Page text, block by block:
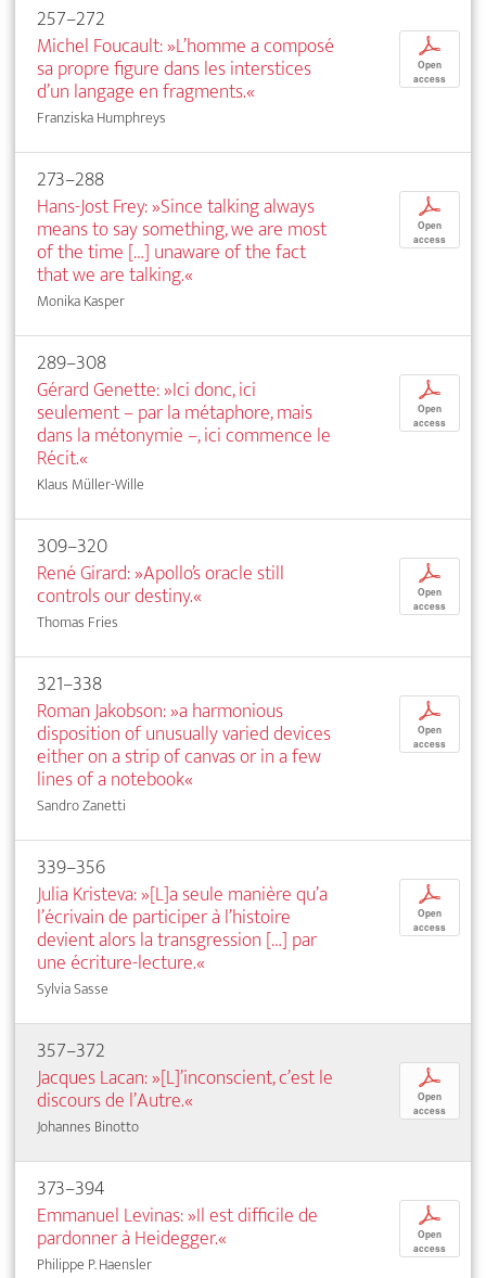
257–272
Michel Foucault: »L’homme a composé
sa propre figure dans les interstices
d’un langage en fragments.«
Franziska Humphreys
p
Open
access
273–288
Hans-Jost Frey: »Since talking always
means to say something, we are most
of the time […] unaware of the fact
that we are talking.«
Monika Kasper
p
Open
access
289–308
Gérard Genette: »Ici donc, ici
seulement – par la métaphore, mais
dans la métonymie –, ici commence le
Récit.«
Klaus Müller-Wille
p
Open
access
309–320
René Girard: »Apollo’s oracle still
controls our destiny.«
Thomas Fries
p
Open
access
321–338
Roman Jakobson: »a harmonious
disposition of unusually varied devices
either on a strip of canvas or in a few
lines of a notebook«
Sandro Zanetti
p
Open
access
339–356
Julia Kristeva: »[L]a seule manière qu’a
l’écrivain de participer à l’histoire
devient alors la transgression […] par
une écriture-lecture.«
Sylvia Sasse
p
Open
access
357–372
Jacques Lacan: »[L]’inconscient, c’est le
discours de l’Autre.«
Johannes Binotto
p
Open
access
373–394
Emmanuel Levinas: »Il est difficile de
pardonner à Heidegger.«
Philippe P. Haensler
p
Open
access